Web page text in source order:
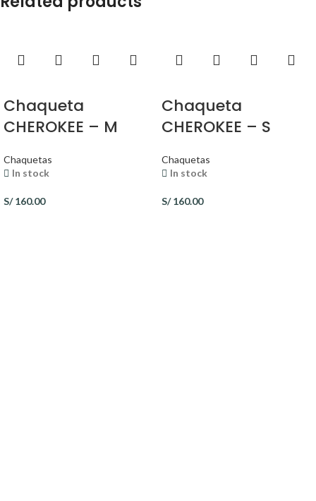
Chaqueta
CHEROKEE – M
Chaquetas
In stock
S/160.00
Chaqueta
CHEROKEE – S
Chaquetas
In stock
S/160.00